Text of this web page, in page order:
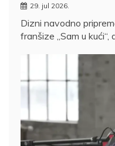
29. jul 2026.
Dizni navodno
franšize „Sam u